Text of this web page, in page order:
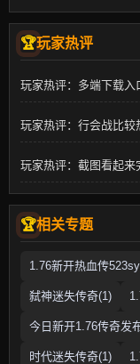
玩家热评
玩家热评：多端下载入
玩家热评：行会战比较
玩家热评：截图看起来
相关专题
1.76新开热血传
弑神迷失传奇(1)
今日新开1.76传奇发
时代迷失传奇(1)